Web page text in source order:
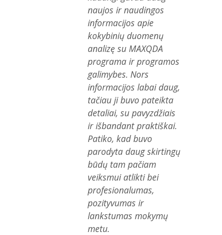
naujos ir naudingos
informacijos apie
kokybinių duomenų
analizę su MAXQDA
programa ir programos
galimybes. Nors
informacijos labai daug,
tačiau ji buvo pateikta
detaliai, su pavyzdžiais
ir išbandant praktiškai.
Patiko, kad buvo
parodyta daug skirtingų
būdų tam pačiam
veiksmui atlikti bei
profesionalumas,
pozityvumas ir
lankstumas mokymų
metu.